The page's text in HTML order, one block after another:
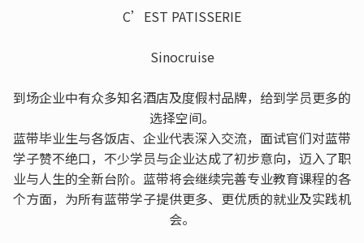
C’EST PATISSERIE
Sinocruise
到场企业中有众多知名酒店及度假村品牌，给到学员更多的
选择空间。
蓝带毕业生与各饭店、企业代表深入交流，面试官们对蓝带
学子赞不绝口，不少学员与企业达成了初步意向，迈入了职
业与人生的全新台阶。蓝带将会继续完善专业教育课程的各
个方面，为所有蓝带学子提供更多、更优质的就业及实践机
会。